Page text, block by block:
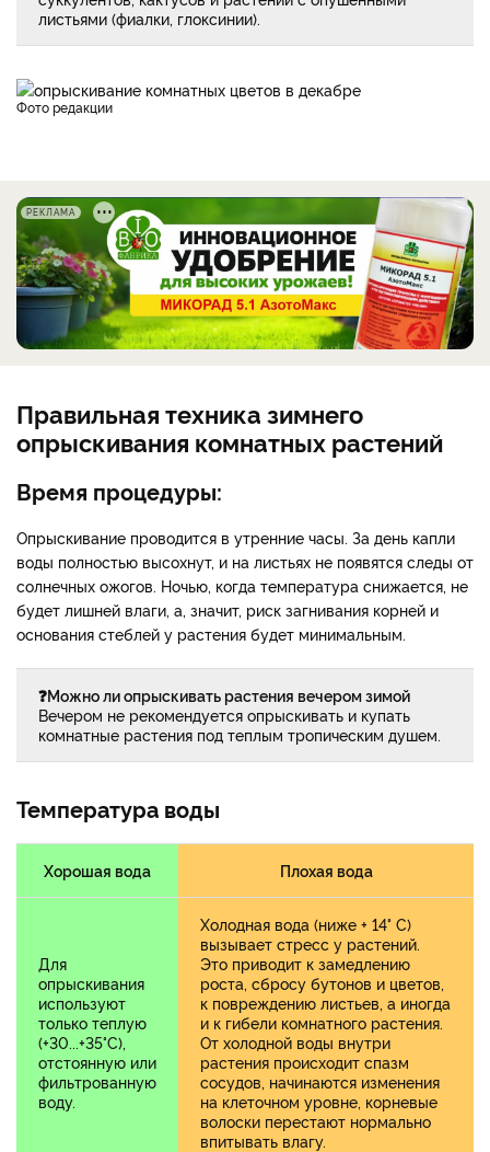
листьями (фиалки, глоксинии).
фото редакции
РЕКЛАМА
Правильная техника зимнего
опрыскивания комнатных растений
Время процедуры:​​​​​​
Опрыскивание проводится в утренние часы. За день капли
воды полностью высохнут, и на листьях не появятся следы от
солнечных ожогов. Ночью, когда температура снижается, не
будет лишней влаги, а, значит, риск загнивания корней и
основания стеблей у растения будет минимальным.
❓Можно ли опрыскивать растения вечером зимой
Вечером не рекомендуется опрыскивать и купать
комнатные растения под теплым тропическим душем.
Температура воды
Хорошая вода Плохая вода
Для
опрыскивания
используют
только теплую
(+30...+35°C),
отстоянную или
фильтрованную
воду.
Холодная вода (ниже + 14° С)
вызывает стресс у растений.
Это приводит к замедлению
роста, сбросу бутонов и цветов,
к повреждению листьев, а иногда
и к гибели комнатного растения.
От холодной воды внутри
растения происходит спазм
сосудов, начинаются изменения
на клеточном уровне, корневые
волоски перестают нормально
впитывать влагу.